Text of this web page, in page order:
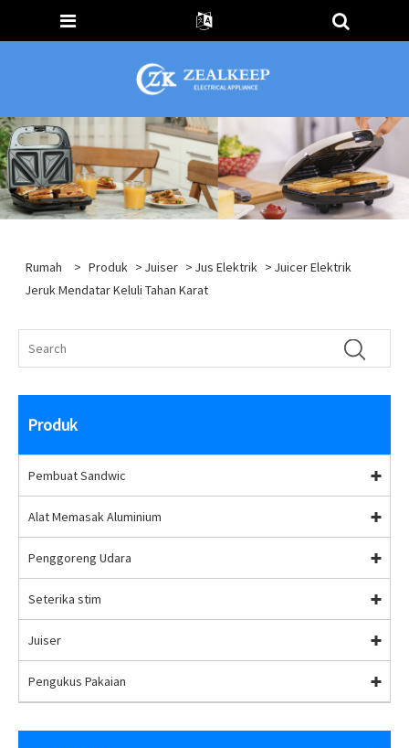
Rumah > Produk >Juiser >Jus Elektrik > Juicer Elektrik
Jeruk Mendatar Keluli Tahan Karat
Produk
Pembuat Sandwic
Alat Memasak Aluminium
Penggoreng Udara
Seterika stim
Juiser
Pengukus Pakaian